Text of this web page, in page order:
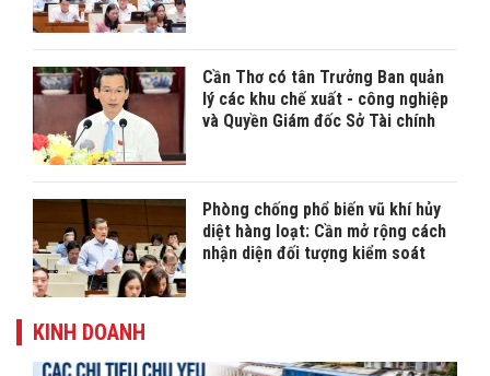
Cần Thơ có tân Trưởng Ban quản
lý các khu chế xuất - công nghiệp
và Quyền Giám đốc Sở Tài chính
Phòng chống phổ biến vũ khí hủy
diệt hàng loạt: Cần mở rộng cách
nhận diện đối tượng kiểm soát
KINH DOANH